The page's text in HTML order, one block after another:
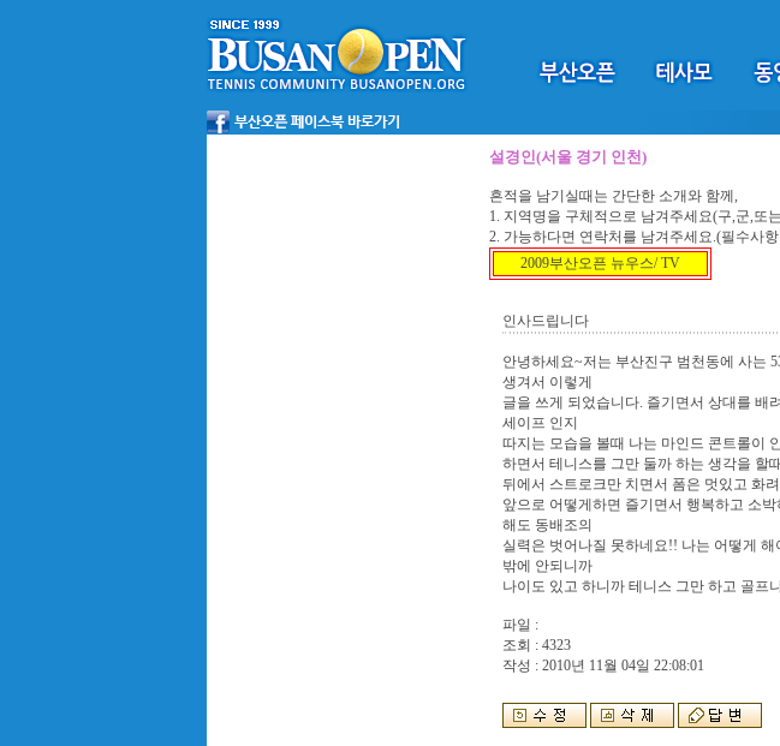
설경인(서울 경기 인천)
흔적을 남기실때는 간단한 소개와 함께,
1. 지역명을 구체적으로 남겨주세요(구,군,또
2. 가능하다면 연락처를 남겨주세요.(필수사
2009부산오픈 뉴우스/ TV
인사드립니다
안녕하세요~저는 부산진구 범천동에 사는
생겨서 이렇게
글을 쓰게 되었습니다. 즐기면서 상대를 배
세이프 인지
따지는 모습을 볼때 나는 마인드 콘트롤이
하면서 테니스를 그만 둘까 하는 생각을 할
뒤에서 스트로크만 치면서 폼은 멋있고 화
앞으로 어떻게하면 즐기면서 행복하고 소
해도 동배조의
실력은 벗어나질 못하네요!! 나는 어떻게
밖에 안되니까
나이도 있고 하니까 테니스 그만 하고 골프
파일 :
조회 : 4323
작성 : 2010년 11월 04일 22:08:01